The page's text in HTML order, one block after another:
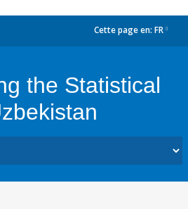
Cette page en: FR
the Statistical